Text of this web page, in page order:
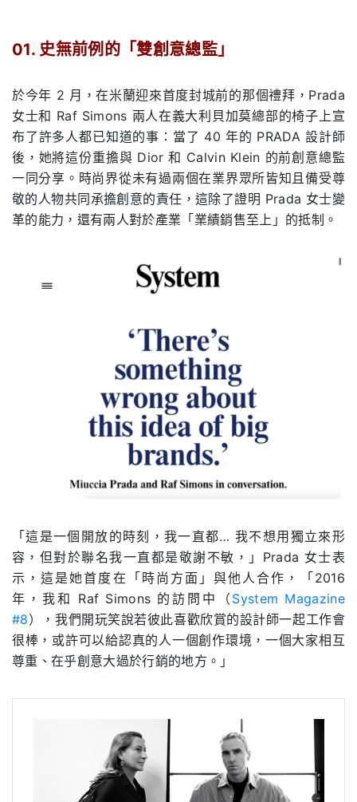
01. 史無前例的「雙創意總監」
於今年 2 月，在米蘭迎來首度封城前的那個禮拜， Prada
女士和 Raf Simons 兩人在義大利貝加莫總部的椅子上宣
布了許多人都已知道的事：當了 40 年的 PRADA 設計師
後，她將這份重擔與 Dior和 Calvin Klein 的前創意總監
一同分享。時尚界從未有過兩個在業界眾所皆知且備受尊
敬的人物共同承擔創意的責任，這除了證明 Prada 女士變
革的能力，還有兩人對於產業「業績銷售至上」的抵制。
「這是一個開放的時刻，我一直都…我不想用獨立來形
容，但對於聯名我一直都是敬謝不敏，」 Prada 女士表
示，這是她首度在「時尚方面」與他人合作，「 2016
年，我和 Raf Simons 的訪問中（ System Magazine
#8），我們開玩笑說若彼此喜歡欣賞的設計師一起工作會
很棒，或許可以給認真的人一個創作環境，一個大家相互
尊重、在乎創意大過於行銷的地方。」